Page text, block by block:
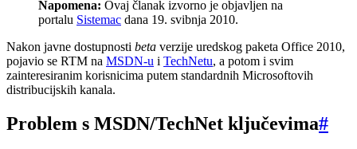
Napomena: Ovaj članak izvorno je objavljen na
portalu Sistemac dana 19. svibnja 2010.
Nakon javne dostupnosti beta verzije uredskog paketa Office 2010,
pojavio se RTM na MSDN-u i TechNetu, a potom i svim
zainteresiranim korisnicima putem standardnih Microsoftovih
distribucijskih kanala.
Problem s MSDN/TechNet ključevima#